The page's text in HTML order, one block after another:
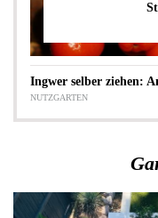
Ingwer selber ziehen:
NUTZGARTEN